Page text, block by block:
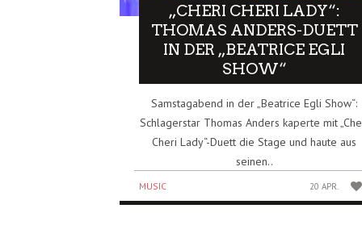
„CHERI CHERI LADY“:
THOMAS ANDERS-DUETT
IN DER „BEATRICE EGLI
SHOW“
Samstagabend in der „Beatrice Egli Show“:
Schlagerstar Thomas Anders kaperte mit
Cheri Lady“-Duett die Stage und haute aus
seinen..
MUSIC 20 APR.